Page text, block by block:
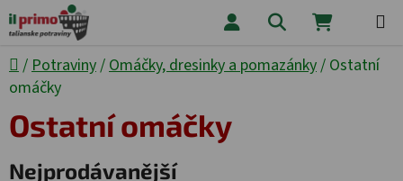
Přejít na obsah Hledat
Domů
/ Potraviny/ Omáčky, dresinky a pomazánky/ Ostatní
omáčky
Ostatní omáčky
Nejprodávanější